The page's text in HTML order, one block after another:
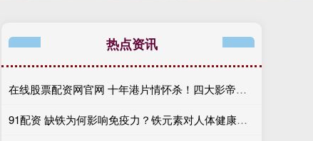
热点资讯
在线股票配资网官网 十年港片情怀杀！四大影帝同框背后藏着多少人的青春？
91配资 缺铁为何影响免疫力？铁元素对人体健康的重要性